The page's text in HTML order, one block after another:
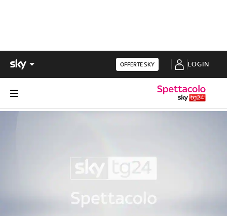
OFFERTE SKY LOGIN